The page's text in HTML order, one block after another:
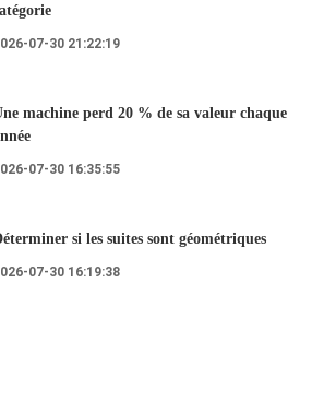
07-30 21:22:19
machine perd 20 % de sa valeur chaque
07-30 16:35:55
si les suites sont géométriques
07-30 16:19:38